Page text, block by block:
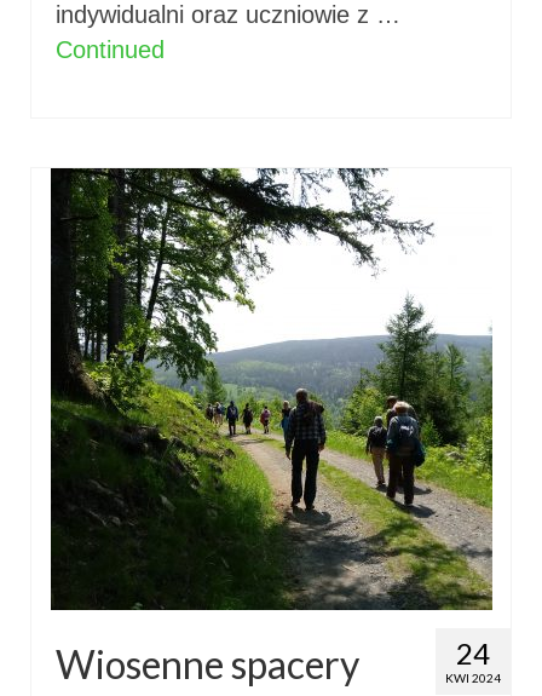
indywidualni oraz uczniowie z …
Continued
24
KWI 2024
Wiosenne spacery